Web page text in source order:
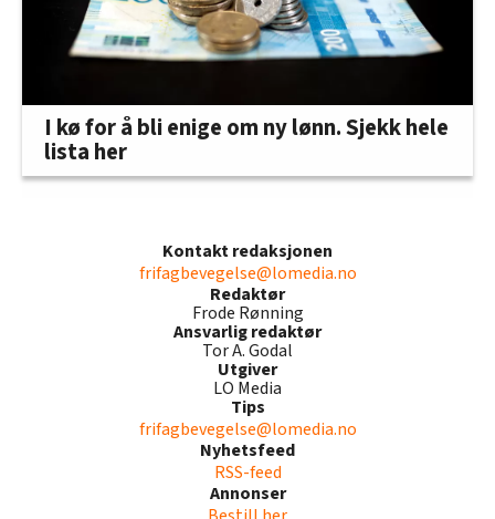
I kø for å bli enige om ny lønn. Sjekk hele
lista her
Kontakt redaksjonen
frifagbevegelse@lomedia.no
Redaktør
Frode Rønning
Ansvarlig redaktør
Tor A. Godal
Utgiver
LO Media
Tips
frifagbevegelse@lomedia.no
Nyhetsfeed
RSS-feed
Annonser